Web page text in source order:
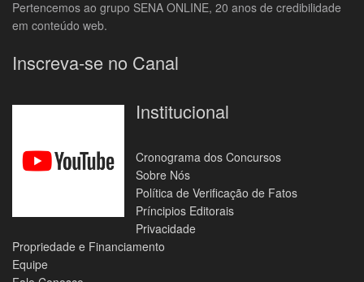
Pertencemos ao grupo SENA ONLINE, 20 anos de credibilidade
em conteúdo web.
Inscreva-se no Canal
Institucional
Cronograma dos Concursos
Sobre Nós
Política de Verificação de Fatos
Príncipios Editorais
Privacidade
Propriedade e Financiamento
Equipe